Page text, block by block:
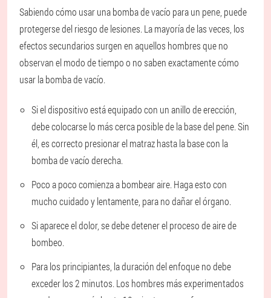
Sabiendo cómo usar una bomba de vacío para un pene, puede
protegerse del riesgo de lesiones. La mayoría de las veces, los
efectos secundarios surgen en aquellos hombres que no
observan el modo de tiempo o no saben exactamente cómo
usar la bomba de vacío.
Si el dispositivo está equipado con un anillo de erección,
debe colocarse lo más cerca posible de la base del pene. Sin
él, es correcto presionar el matraz hasta la base con la
bomba de vacío derecha.
Poco a poco comienza a bombear aire. Haga esto con
mucho cuidado y lentamente, para no dañar el órgano.
Si aparece el dolor, se debe detener el proceso de aire de
bombeo.
Para los principiantes, la duración del enfoque no debe
exceder los 2 minutos. Los hombres más experimentados